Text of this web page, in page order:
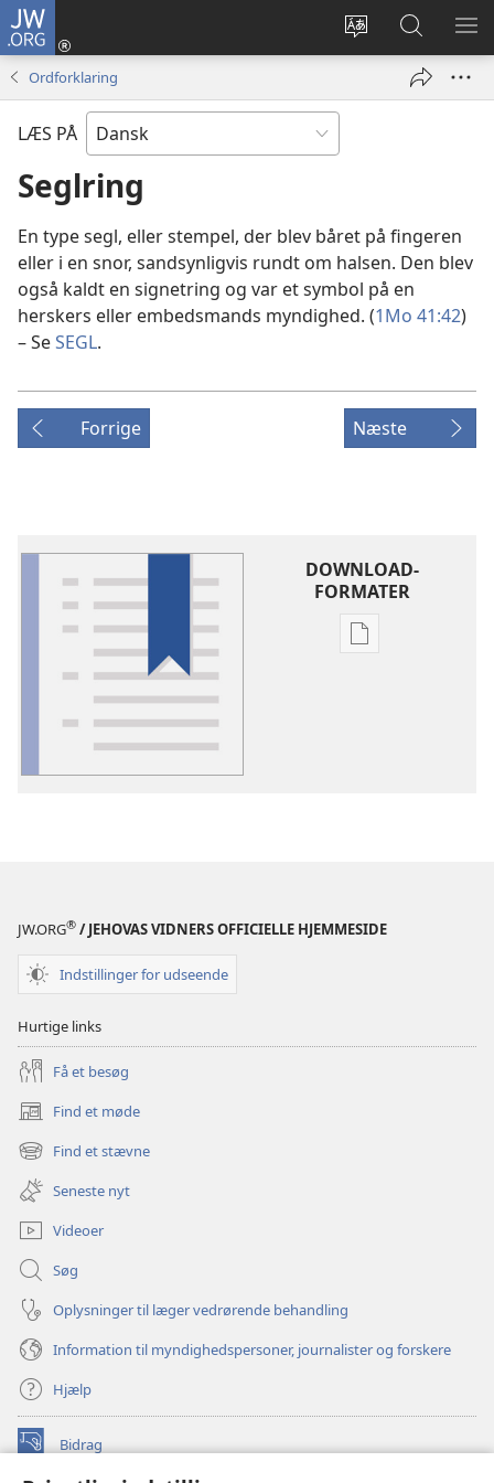
JW.ORG
Vælg
Log
på
vindue)
Søg
på
JW.ORG
VIS
Ordforklaring
LÆS PÅ
Seglring
En type segl, eller stempel, der blev båret på fingeren
eller i en snor, sandsynligvis rundt om halsen. Den blev
også kaldt en signetring og var et symbol på en
herskers eller embedsmands myndighed. (1Mo 41:42)
– SeSEGL.
Forrige Næste
DOWNLOAD-
FORMATER
Indstillinger
JW.ORG® / JEHOVAS VIDNERS OFFICIELLE HJEMMESIDE
Indstillinger for udseende
Hurtige links
Få et besøg
Find et møde
(åbner
nyt
vindue)
Find et stævne
(åbner
nyt
vindue)
Seneste nyt
Videoer
Søg
Oplysninger til læger vedrørende behandling
Information til myndighedspersoner, journalister og forskere
Hjælp
Bidrag
(åbner